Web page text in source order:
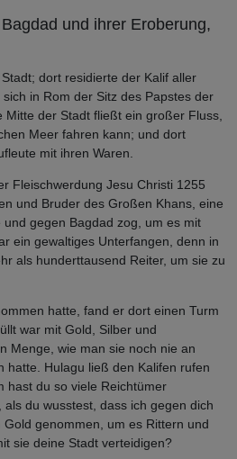
und ihrer Eroberung,
dort residierte der Kalif aller
in Rom der Sitz des Papstes der
der Stadt fließt ein großer Fluss,
Meer fahren kann; und dort
mit ihren Waren.
Fleischwerdung Jesu Christi 1255
und Bruder des Großen Khans, eine
gegen Bagdad zog, um es mit
ein gewaltiges Unterfangen, denn in
als hunderttausend Reiter, um sie zu
hatte, fand er dort einen Turm
war mit Gold, Silber und
Menge, wie man sie noch nie an
hatte. Hulagu ließ den Kalifen rufen
hast du so viele Reichtümer
du wusstest, dass ich gegen dich
genommen, um es Rittern und
sie deine Stadt verteidigen?